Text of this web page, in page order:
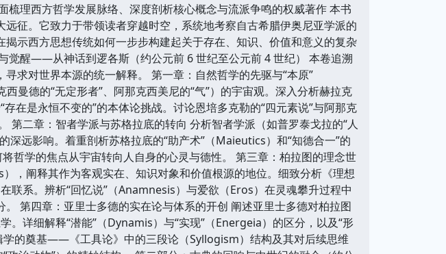
理西方哲学发展脉络、深度剖析核心概念与流派争鸣的权威著作 本书
征。它致力于带领读者穿越时空，系统地考察自古希腊伊奥尼亚学派的
示西方思想传统如何一步步构建起关于存在、知识、价值和意义的复杂
觉醒——从神话到逻各斯（约公元前 6 世纪至公元前 4 世纪） 本卷追溯
求对世界本源的统一解释。 第一章：自然哲学的先驱与“本原”
曼德的“无定形者”、阿那克西美尼的“气”）的宇宙观。深入分析赫拉克
在是永恒不变的”的本体论挑战。讨论恩培多克勒的“四元素说”与阿那克
第二章：智者学派与苏格拉底的转向 分析智者学派（如普罗泰戈拉的“人
远影响。着重剖析苏格拉底的“助产术”（Maieutics）和“知德合一”的
哲学的焦点从宇宙转向人自身的心灵与德性。 第三章：柏拉图的理念世
，阐释其作为客观实在、知识对象和价值根源的地位。细致分析《理想
联系。辨析“回忆说”（Anamnesis）与爱欲（Eros）在灵魂攀升过程中
第四章：亚里士多德的实在论与体系的开创 阐述亚里士多德对柏拉图
。详细解释“潜能”（Dynamis）与“实现”（Energeia）的区分，以及“形
学的奠基——《工具论》中的三段论（Syllogism）结构及其对后续思维